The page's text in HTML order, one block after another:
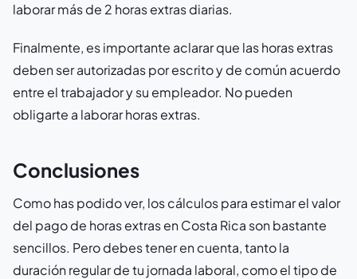
laborar más de 2 horas extras diarias.
Finalmente, es importante aclarar que las horas extras
deben ser autorizadas por escrito y de común acuerdo
entre el trabajador y su empleador. No pueden
obligarte a laborar horas extras.
Conclusiones
Como has podido ver, los cálculos para estimar el valor
del pago de horas extras en Costa Rica son bastante
sencillos. Pero debes tener en cuenta, tanto la
duración regular de tu jornada laboral, como el tipo de